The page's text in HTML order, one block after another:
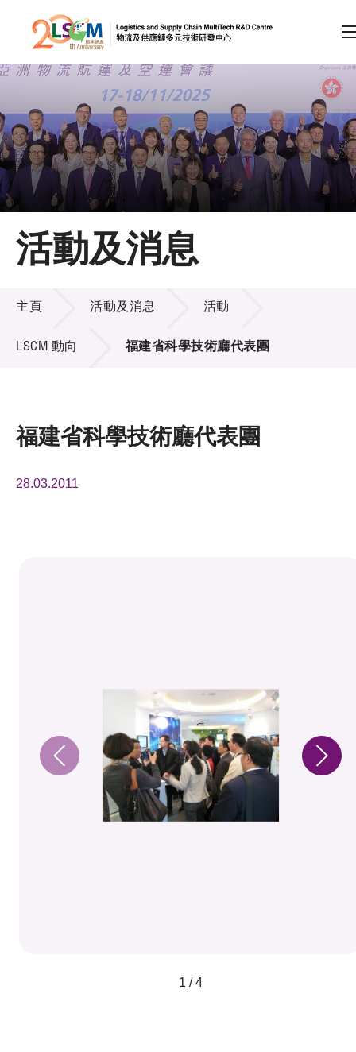
跳到內容（按回車鍵）
會員登入
A A EN 繁 简
主頁
關於LSCM
技術商品化
項目及資助計劃
活動及消息
活動及消息
活動及消息
主頁 活動及消息 活動
LSCM 動向 福建省科學技術廳代表團
福建省科學技術廳代表團
28.03.2011
1 / 4